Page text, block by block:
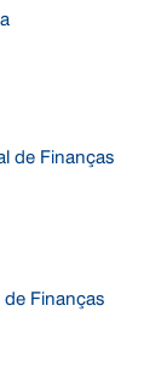
Finanças